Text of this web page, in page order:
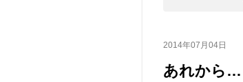
2014年07月04日
あれから…